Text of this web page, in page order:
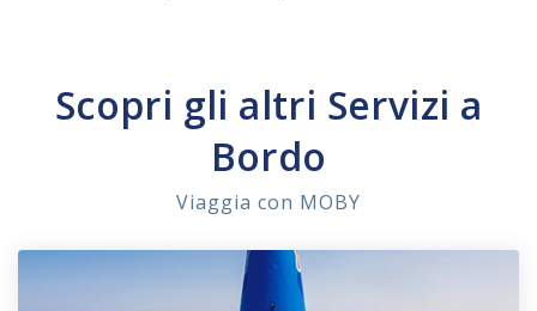
Scopri gli altri Servizi a
Bordo
Viaggia con MOBY